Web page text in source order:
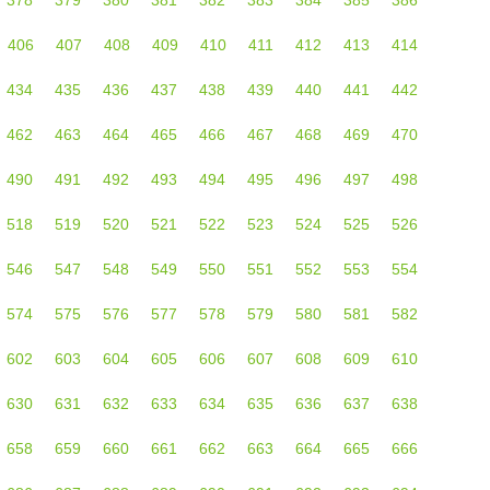
406 407 408 409 410 411 412 413 414
434 435 436 437 438 439 440 441 442
462 463 464 465 466 467 468 469 470
490 491 492 493 494 495 496 497 498
518 519 520 521 522 523 524 525 526
546 547 548 549 550 551 552 553 554
574 575 576 577 578 579 580 581 582
602 603 604 605 606 607 608 609 610
630 631 632 633 634 635 636 637 638
658 659 660 661 662 663 664 665 666